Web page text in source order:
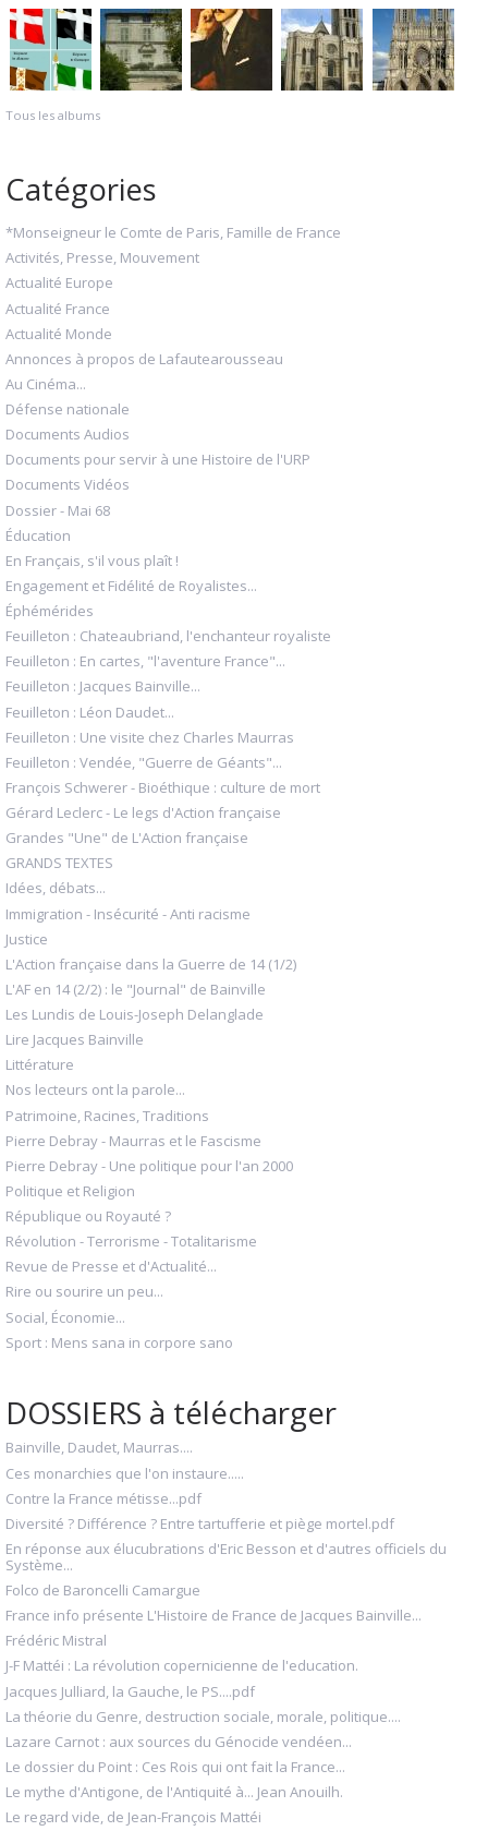
Tous les albums
Catégories
*Monseigneur le Comte de Paris, Famille de France
Activités, Presse, Mouvement
Actualité Europe
Actualité France
Actualité Monde
Annonces à propos de Lafautearousseau
Au Cinéma...
Défense nationale
Documents Audios
Documents pour servir à une Histoire de l'URP
Documents Vidéos
Dossier - Mai 68
Éducation
En Français, s'il vous plaît !
Engagement et Fidélité de Royalistes...
Éphémérides
Feuilleton : Chateaubriand, l'enchanteur royaliste
Feuilleton : En cartes, "l'aventure France"...
Feuilleton : Jacques Bainville...
Feuilleton : Léon Daudet...
Feuilleton : Une visite chez Charles Maurras
Feuilleton : Vendée, "Guerre de Géants"...
François Schwerer - Bioéthique : culture de mort
Gérard Leclerc - Le legs d'Action française
Grandes "Une" de L'Action française
GRANDS TEXTES
Idées, débats...
Immigration - Insécurité - Anti racisme
Justice
L'Action française dans la Guerre de 14 (1/2)
L'AF en 14 (2/2) : le "Journal" de Bainville
Les Lundis de Louis-Joseph Delanglade
Lire Jacques Bainville
Littérature
Nos lecteurs ont la parole...
Patrimoine, Racines, Traditions
Pierre Debray - Maurras et le Fascisme
Pierre Debray - Une politique pour l'an 2000
Politique et Religion
République ou Royauté ?
Révolution - Terrorisme - Totalitarisme
Revue de Presse et d'Actualité...
Rire ou sourire un peu...
Social, Économie...
Sport : Mens sana in corpore sano
DOSSIERS à télécharger
Bainville, Daudet, Maurras....
Ces monarchies que l'on instaure.....
Contre la France métisse...pdf
Diversité ? Différence ? Entre tartufferie et piège mortel.pdf
En réponse aux élucubrations d'Eric Besson et d'autres officiels du
Système...
Folco de Baroncelli Camargue
France info présente L'Histoire de France de Jacques Bainville...
Frédéric Mistral
J-F Mattéi : La révolution copernicienne de l'education.
Jacques Julliard, la Gauche, le PS....pdf
La théorie du Genre, destruction sociale, morale, politique....
Lazare Carnot : aux sources du Génocide vendéen...
Le dossier du Point : Ces Rois qui ont fait la France...
Le mythe d'Antigone, de l'Antiquité à... Jean Anouilh.
Le regard vide, de Jean-François Mattéi